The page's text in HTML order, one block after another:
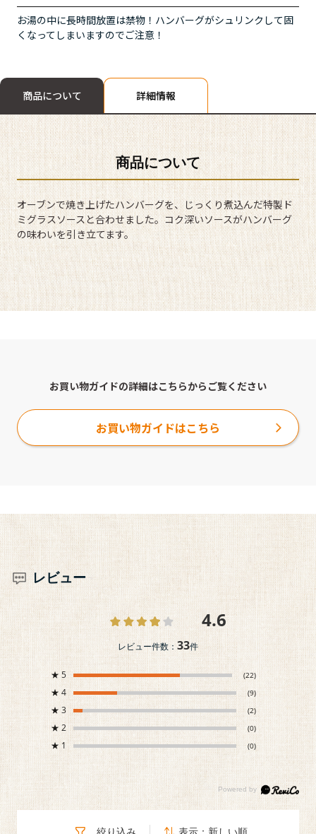
お湯の中に長時間放置は禁物！ハンバーグがシュリンクして固
くなってしまいますのでご注意！
商品について 詳細情報
商品について
オーブンで焼き上げたハンバーグを、じっくり煮込んだ特製ド
ミグラスソースと合わせました。コク深いソースがハンバーグ
の味わいを引き立てます。
お買い物ガイドの詳細はこちらからご覧ください
お買い物ガイドはこちら
レビュー
4.6
レビュー件数： 33件
★ 5 (22)
★ 4 (9)
★ 3 (2)
★ 2 (0)
★ 1 (0)